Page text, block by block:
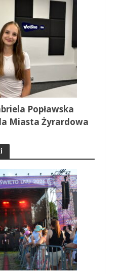
Popławska
Miasta Żyrardowa